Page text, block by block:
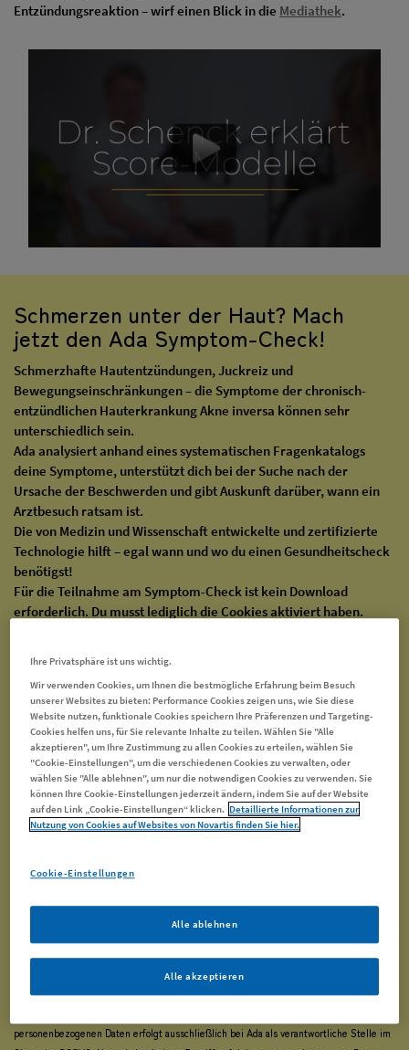
Entzündungsreaktion – wirf einen Blick in die Mediathek.
Schmerzen unter der Haut? Mach
jetzt den Ada Symptom-Check!
Schmerzhafte Hautentzündungen, Juckreiz und
Bewegungseinschränkungen – die Symptome der chronisch-
entzündlichen Hauterkrankung Akne inversa können sehr
unterschiedlich sein.
Ada analysiert anhand eines systematischen Fragenkatalogs
deine Symptome, unterstützt dich bei der Suche nach der
Ursache der Beschwerden und gibt Auskunft darüber, wann ein
Arztbesuch ratsam ist.
Die von Medizin und Wissenschaft entwickelte und zertifizierte
Technologie hilft – egal wann und wo du einen Gesundheitscheck
benötigst!
Für die Teilnahme am Symptom-Check ist kein Download
erforderlich. Du musst lediglich die Cookies aktiviert haben.
Symptom-Check starten
Diese webbasierte Anwendung zur persönlichen Symptomanalyse wird dir von der Ada
personenbezogenen Daten erfolgt ausschließlich bei Ada als verantwortliche Stelle im
Ihre Privatsphäre ist uns wichtig.
Wir verwenden Cookies, um Ihnen die bestmögliche Erfahrung beim Besuch
unserer Websites zu bieten: Performance Cookies zeigen uns, wie Sie diese
Website nutzen, funktionale Cookies speichern Ihre Präferenzen und Targeting-
Cookies helfen uns, für Sie relevante Inhalte zu teilen. Wählen Sie "Alle
akzeptieren", um Ihre Zustimmung zu allen Cookies zu erteilen, wählen Sie
"Cookie-Einstellungen", um die verschiedenen Cookies zu verwalten, oder
wählen Sie "Alle ablehnen", um nur die notwendigen Cookies zu verwenden. Sie
können Ihre Cookie-Einstellungen jederzeit ändern, indem Sie auf der Website
auf den Link „Cookie-Einstellungen“ klicken. Detaillierte Informationen zur
Nutzung von Cookies auf Websites von Novartis finden Sie hier.
Cookie-Einstellungen
Alle ablehnen
Alle akzeptieren